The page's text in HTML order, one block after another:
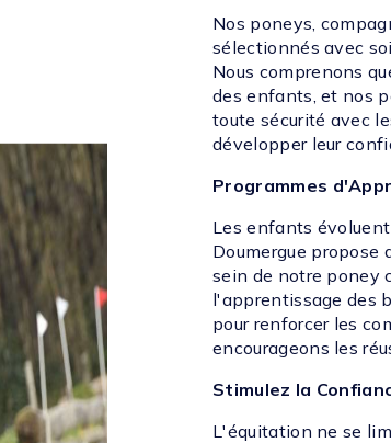
Nos poneys,
sélectionnés avec
Nous comprenons
des enfants, et nos
toute sécurité avec
développer leur
Programmes
Les enfants
Doumergue propose
sein de notre poney
l'apprentissage des
pour renforcer les
encourageons les
Stimulez la
L'équitation ne se